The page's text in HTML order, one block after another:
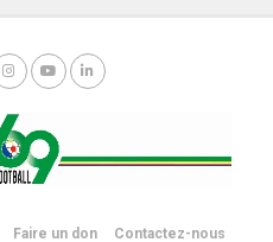
Faire un don Contactez-nous